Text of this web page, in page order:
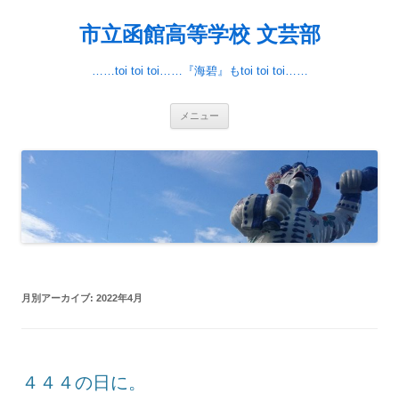
市立函館高等学校 文芸部
……toi toi toi……『海碧』もtoi toi toi……
メニュー
ツ
動
月別アーカイブ: 2022年4月
４４４の日に。